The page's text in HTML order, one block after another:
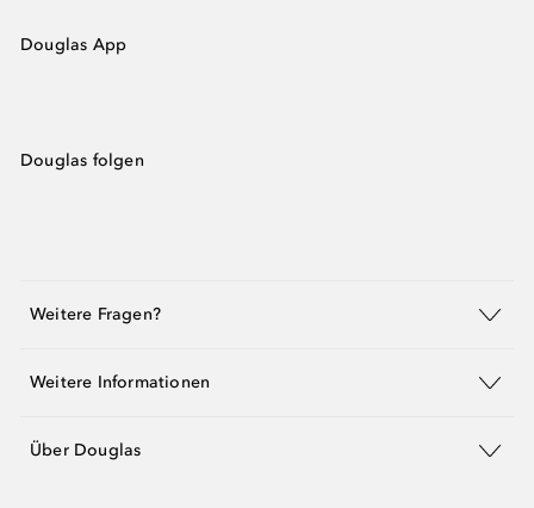
Douglas App
Douglas folgen
Weitere Fragen?
Weitere Informationen
Über Douglas